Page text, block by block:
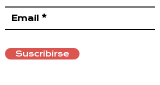
Suscribirse